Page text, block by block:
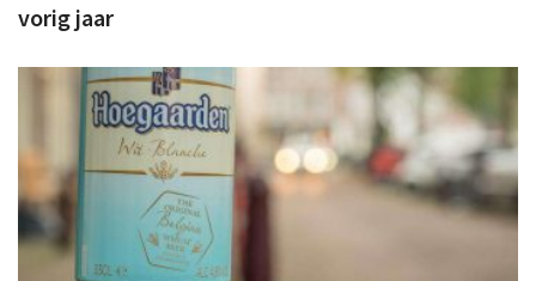
vorig jaar